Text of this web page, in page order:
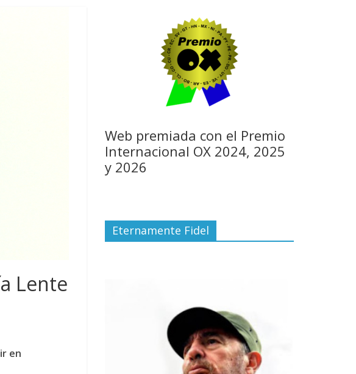
Lente
en
Web premiada con el Premio
Internacional OX 2024, 2025
y 2026
Eternamente Fidel